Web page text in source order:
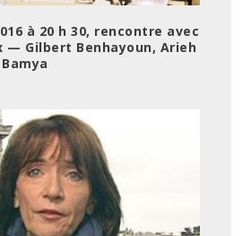
à 20 h 30, rencontre avec
— Gilbert Benhayoun, Arieh